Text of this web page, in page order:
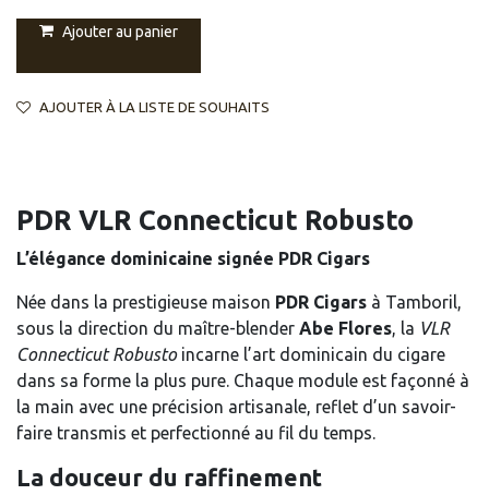
Ajouter au panier
AJOUTER À LA LISTE DE SOUHAITS
PDR VLR Connecticut Robusto
L’élégance dominicaine signée PDR Cigars
Née dans la prestigieuse maison PDR Cigars à Tamboril,
sous la direction du maître-blender Abe Flores, la VLR
Connecticut Robustoincarne l’art dominicain du cigare
dans sa forme la plus pure. Chaque module est façonné à
la main avec une précision artisanale, reflet d’un savoir-
faire transmis et perfectionné au fil du temps.
La douceur du raffinement